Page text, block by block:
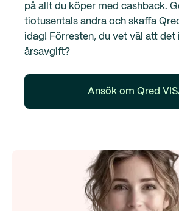
på allt du köper med cashback.
tiotusentals andra och skaffa
idag! Förresten, du vet väl att det
årsavgift?
Ansök om Qred